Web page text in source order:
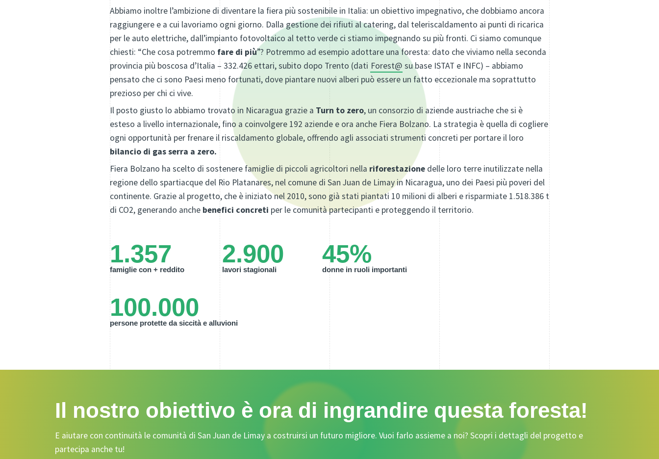
Abbiamo inoltre l’ambizione di diventare la fiera più sostenibile in Italia: un obiettivo impegnativo, che dobbiamo ancora
raggiungere e a cui lavoriamo ogni giorno. Dalla gestione dei rifiuti al catering, dal teleriscaldamento ai punti di ricarica
per le auto elettriche, dall’impianto fotovoltaico al tetto verde ci stiamo impegnando su più fronti. Ci siamo comunque
chiesti: “Che cosa potremmo fare di più”? Potremmo ad esempio adottare una foresta: dato che viviamo nella seconda
provincia più boscosa d’Italia – 332.426 ettari, subito dopo Trento (dati Forest@ su base ISTAT e INFC) – abbiamo
pensato che ci sono Paesi meno fortunati, dove piantare nuovi alberi può essere un fatto eccezionale ma soprattutto
prezioso per chi ci vive.
Il posto giusto lo abbiamo trovato in Nicaragua grazie a Turn to zero, un consorzio di aziende austriache che si è
esteso a livello internazionale, fino a coinvolgere 192 aziende e ora anche Fiera Bolzano. La strategia è quella di cogliere
ogni opportunità per frenare il riscaldamento globale, offrendo agli associati strumenti concreti per portare il loro
bilancio di gas serra a zero.
Fiera Bolzano ha scelto di sostenere famiglie di piccoli agricoltori nella riforestazione delle loro terre inutilizzate nella
regione dello spartiacque del Rio Platanares, nel comune di San Juan de Limay in Nicaragua, uno dei Paesi più poveri del
continente. Grazie al progetto, che è iniziato nel 2010, sono già stati piantati 10 milioni di alberi e risparmiate 1.518.386 t
di CO2, generando anche benefici concreti per le comunità partecipanti e proteggendo il territorio.
1.357
famiglie con + reddito
2.900
lavori stagionali
45%
donne in ruoli importanti
100.000
persone protette da siccità e alluvioni
Il nostro obiettivo è ora di ingrandire questa foresta!
E aiutare con continuità le comunità di San Juan de Limay a costruirsi un futuro migliore. Vuoi farlo assieme a noi? Scopri i dettagli del progetto e
partecipa anche tu!